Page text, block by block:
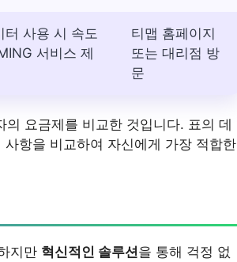
터 사용 시 속도
서비스 제
티맵 홈페이지
또는 대리점 방
문
요금제를 비교한 것입니다. 표의 데
항을 비교하여 자신에게 가장 적합한
지만 혁신적인 솔루션을 통해 걱정 없